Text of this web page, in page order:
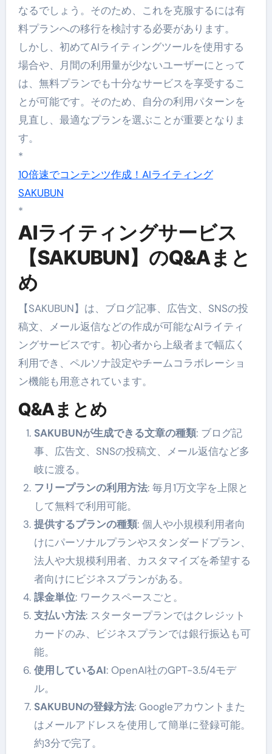
なるでしょう。そのため、これを克服するには有
料プランへの移行を検討する必要があります。
しかし、初めてAIライティングツールを使用する
場合や、月間の利用量が少ないユーザーにとって
は、無料プランでも十分なサービスを享受するこ
とが可能です。そのため、自分の利用パターンを
見直し、最適なプランを選ぶことが重要となりま
す。
*
10倍速でコンテンツ作成！AIライティング
SAKUBUN
*
AIライティングサービス
【SAKUBUN】のQ&Aまと
め
【SAKUBUN】は、ブログ記事、広告文、SNSの投
稿文、メール返信などの作成が可能なAIライティ
ングサービスです。初心者から上級者まで幅広く
利用でき、ペルソナ設定やチームコラボレーショ
ン機能も用意されています。
Q&Aまとめ
SAKUBUNが生成できる文章の種類: ブログ記
事、広告文、SNSの投稿文、メール返信など多
岐に渡る。
フリープランの利用方法: 毎月1万文字を上限と
して無料で利用可能。
提供するプランの種類: 個人や小規模利用者向
けにパーソナルプランやスタンダードプラン、
法人や大規模利用者、カスタマイズを希望する
者向けにビジネスプランがある。
課金単位: ワークスペースごと。
支払い方法: スタータープランではクレジット
カードのみ、ビジネスプランでは銀行振込も可
能。
使用しているAI: OpenAI社のGPT-3.5/4モデ
ル。
SAKUBUNの登録方法: Googleアカウントまた
はメールアドレスを使用して簡単に登録可能。
約3分で完了。